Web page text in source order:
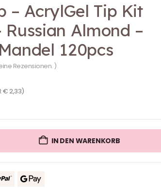
– AcrylGel Tip Kit
Russian Almond –
120pcs
Rezensionen. )
€2,33)
IN DEN WARENKORB